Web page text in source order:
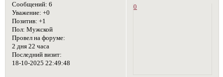
Сообщений: 6
Уважение: +0
Позитив: +1
Пол: Мужской
Провел на форуме:
2 дня 22 часа
Последний визит:
18-10-2025 22:49:48
0